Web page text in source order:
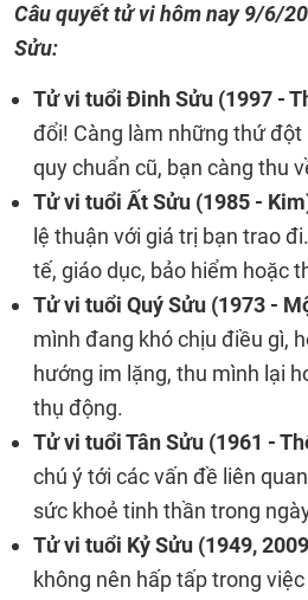
Câu quyết tử vi hôm nay9/6/
Sửu:
Tử vi tuổi Đinh Sửu (1997 -
đổi! Càng làm những thứ đột
quy chuẩn cũ, bạn càng thu
Tử vi tuổi Ất Sửu (1985 -
lệ thuận với giá trị bạn trao
tế, giáo dục, bảo hiểm hoặc
Tử vi tuổi Quý Sửu (1973 -
mình đang khó chịu điều gì,
hướng im lặng, thu mình lại
thụ động.
Tử vi tuổi Tân Sửu (1961 -
chú ý tới các vấn đề liên
sức khoẻ tinh thần trong
Tử vi tuổi Kỷ Sửu (1949,
không nên hấp tấp trong